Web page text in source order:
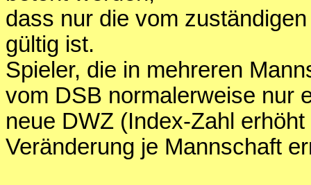
dass nur die vom
gültig ist.
Spieler, die in mehreren
vom DSB normalerweise nur
neue DWZ (Index-Zahl
Veränderung je Mannschaft